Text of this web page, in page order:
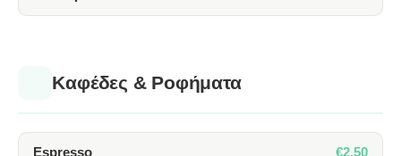
Καφέδες & Ροφήματα
Espresso €2.50